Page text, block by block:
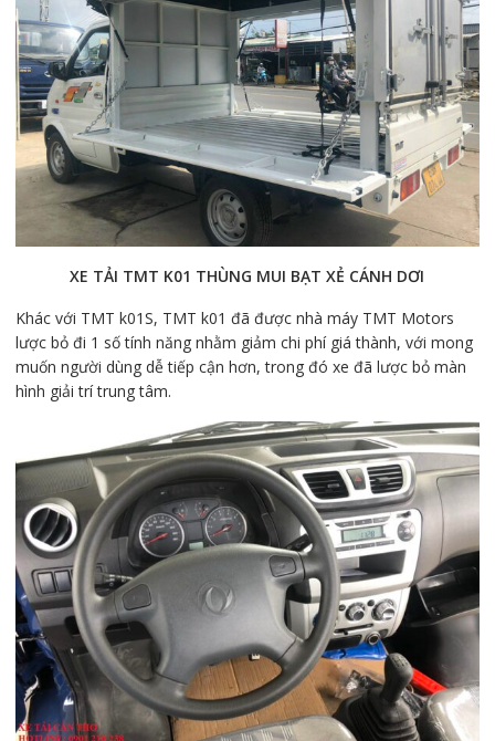
XE TẢI TMT K01 THÙNG MUI BẠT XẺ CÁNH DƠI
Khác với TMT k01S, TMT k01 đã được nhà máy TMT Motors
lược bỏ đi 1 số tính năng nhằm giảm chi phí giá thành, với mong
muốn người dùng dễ tiếp cận hơn, trong đó xe đã lược bỏ màn
hình giải trí trung tâm.